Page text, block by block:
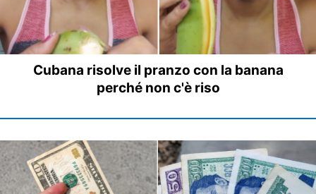
Cubana risolve il pranzo con la banana
perché non c'è riso